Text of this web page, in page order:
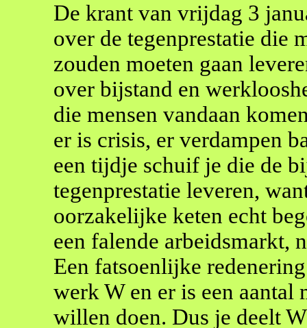
De krant van vrijdag 3
over de tegenprestatie die
zouden moeten gaan
over bijstand en
die mensen vandaan
er is crisis, er verdampen
een tijdje schuif je die de
tegenprestatie leveren,
oorzakelijke keten echt
een falende arbeidsmarkt,
Een fatsoenlijke
werk W en er is een aantal
willen doen. Dus je deelt